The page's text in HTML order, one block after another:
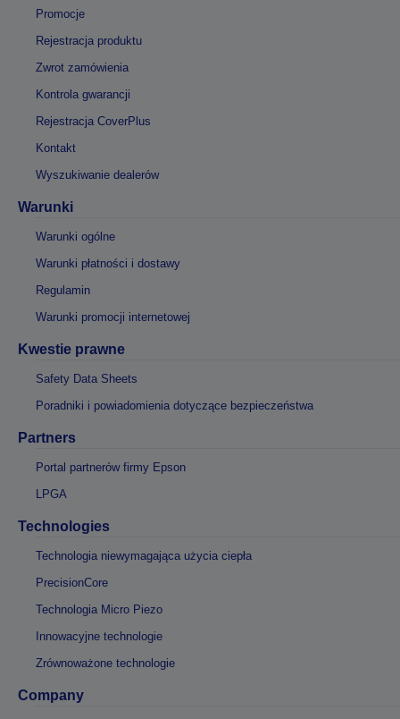
Promocje
Rejestracja produktu
Zwrot zamówienia
Kontrola gwarancji
Rejestracja CoverPlus
Kontakt
Wyszukiwanie dealerów
Warunki
Warunki ogólne
Warunki płatności i dostawy
Regulamin
Warunki promocji internetowej
Kwestie prawne
Safety Data Sheets
Poradniki i powiadomienia dotyczące bezpieczeństwa
Partners
Portal partnerów firmy Epson
LPGA
Technologies
Technologia niewymagająca użycia ciepła
PrecisionCore
Technologia Micro Piezo
Innowacyjne technologie
Zrównoważone technologie
Company